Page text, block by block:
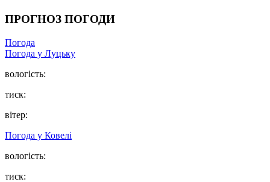
ПРОГНОЗ ПОГОДИ
Погода
Погода у Луцьку
вологість:
тиск:
вітер:
Погода у Ковелі
вологість:
тиск: